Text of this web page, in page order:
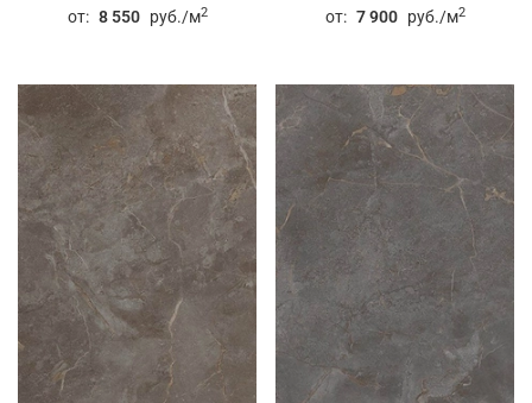
от: 8 550 руб./м2
от: 7 900 руб./м2